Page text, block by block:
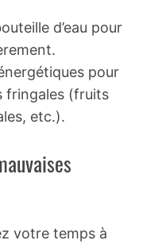
d’eau pour
pour
fringales (fruits
etc.).
votre temps à